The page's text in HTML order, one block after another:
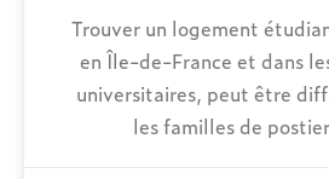
Trouver un logement
en Île-de-France et dans
universitaires, peut être
les familles de